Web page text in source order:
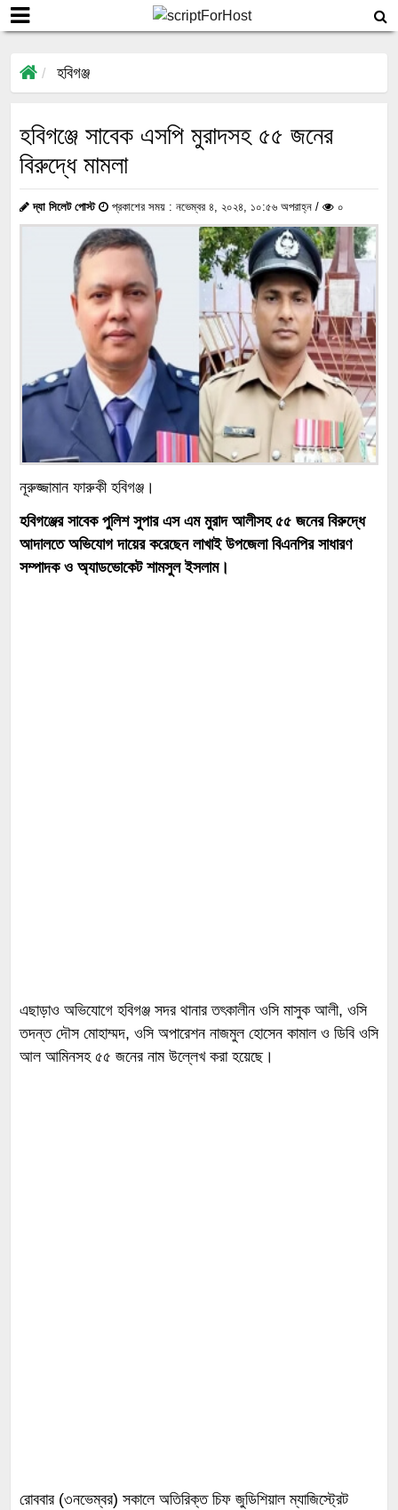
হবিগঞ্জ
হবিগঞ্জে সাবেক এসপি মুরাদসহ ৫৫ জনের
বিরুদ্ধে মামলা
দ্যা সিলেট পোস্ট প্রকাশের সময় : নভেম্বর ৪, ২০২৪, ১০:৫৬ অপরাহ্ন / ০
নূরুজ্জামান ফারুকী হবিগঞ্জ।
হবিগঞ্জের সাবেক পুলিশ সুপার এস এম মুরাদ আলীসহ ৫৫ জনের বিরুদ্ধে
আদালতে অভিযোগ দায়ের করেছেন লাখাই উপজেলা বিএনপির সাধারণ
সম্পাদক ও অ্যাডভোকেট শামসুল ইসলাম।
এছাড়াও অভিযোগে হবিগঞ্জ সদর থানার তৎকালীন ওসি মাসুক আলী, ওসি
তদন্ত দৌস মোহাম্মদ, ওসি অপারেশন নাজমুল হোসেন কামাল ও ডিবি ওসি
আল আমিনসহ ৫৫ জনের নাম উল্লেখ করা হয়েছে।
রোববার (৩নভেম্বর) সকালে অতিরিক্ত চিফ জুডিশিয়াল ম্যাজিস্ট্রেট